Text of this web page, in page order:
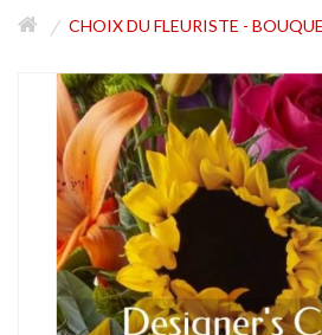
CHOIX DU FLEURISTE -